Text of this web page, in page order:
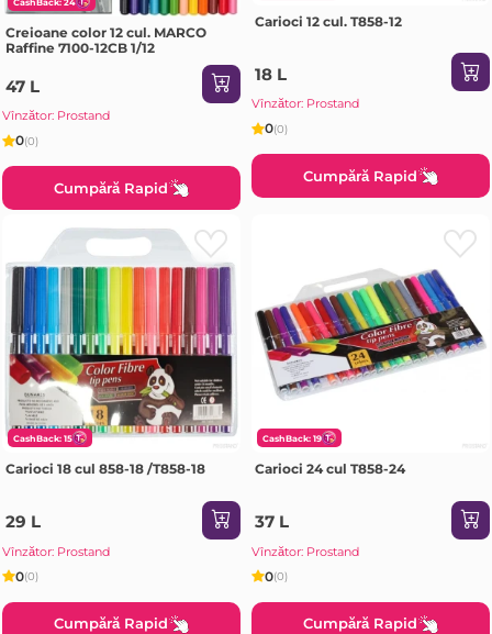
Creioane color 12 cul. MARCO
Raffine 7100-12CB 1/12
47 L
Vînzător: Prostand
0(0)
Cumpără Rapid
Carioci 12 cul. T858-12
18 L
Vînzător: Prostand
0(0)
Cumpără Rapid
CashBack: 15
Carioci 18 cul 858-18 /T858-18
29 L
Vînzător: Prostand
0(0)
Cumpără Rapid
CashBack: 19
Carioci 24 cul T858-24
37 L
Vînzător: Prostand
0(0)
Cumpără Rapid